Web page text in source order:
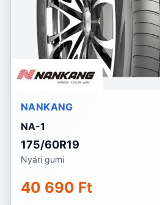
NANKANG
NA-1
175/60R19
Nyári gumi
40 690 Ft